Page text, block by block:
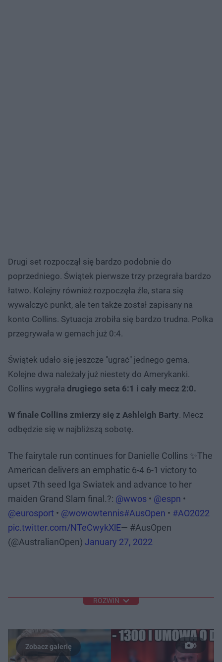
Drugi set rozpoczął się bardzo podobnie do
poprzedniego. Świątek pierwsze trzy przegrała bardzo
łatwo. Kolejny również rozpoczęła źle, stara się
wywalczyć punkt, ale ten także został zapisany na
konto Collins. Sytuacja zrobiła się bardzo trudna. Polka
przegrywała w gemach już 0:4.
Świątek udało się jeszcze "ugrać" jednego gema.
Kolejne dwa należały już niestety do Amerykanki.
Collins wygrała drugiego seta 6:1 i cały mecz 2:0.
W finale Collins zmierzy się z Ashleigh Barty. Mecz
odbędzie się w najbliższą sobotę.
The fairytale run continues for Danielle Collins ✨The
American delivers an emphatic 6-4 6-1 victory to
upset 7th seed Iga Swiatek and advance to her
maiden Grand Slam final.?: @wwos • @espn •
@eurosport • @wowowtennis#AusOpen • #AO2022
pic.twitter.com/NTeCwykXlE— #AusOpen
(@AustralianOpen) January 27, 2022
ROZWIŃ
6